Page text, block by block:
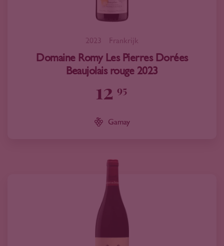
2023 Frankrijk
Domaine Romy Les Pierres Dorées
Beaujolais rouge 2023
12 95
Gamay